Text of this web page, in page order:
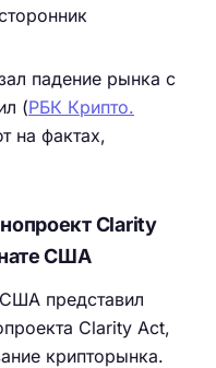
падение рынка с
(РБК Крипто.
на фактах,
Clarity
США
представил
Clarity Act,
крипторынка.